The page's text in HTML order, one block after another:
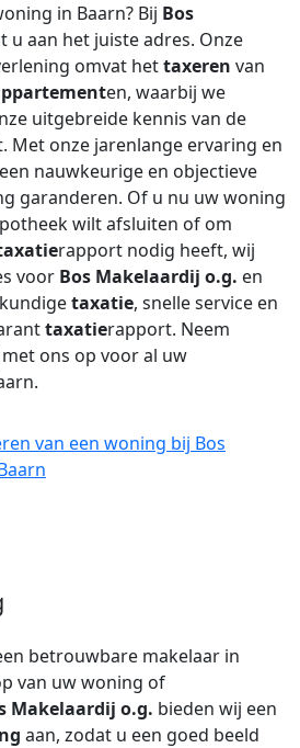
in Baarn? Bij Bos
u aan het juiste adres. Onze
omvat hettaxeren van
en, waarbij we
uitgebreide kennis van de
Met onze jarenlange ervaring en
nauwkeurige en objectieve
garanderen. Of u nu uw woning
wilt afsluiten of om
rapport nodig heeft, wij
voor Bos Makelaardij o.g. en
taxatie, snelle service en
taxatierapport. Neem
ons op voor al uw
van een woning bij Bos
betrouwbare makelaar in
van uw woning of
Makelaardij o.g. bieden wij een
aan, zodat u een goed beeld